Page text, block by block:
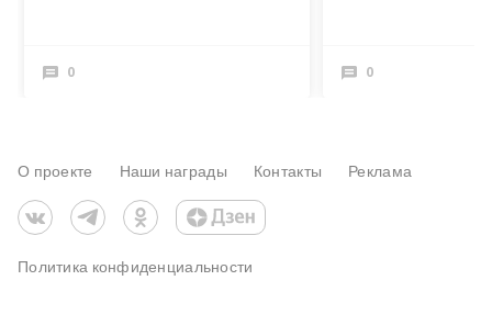
0 0
О проекте Наши награды Контакты Реклама
Политика конфиденциальности